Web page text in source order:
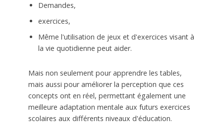
Demandes,
exercices,
Même l'utilisation de jeux et d'exercices visant à
la vie quotidienne peut aider.
Mais non seulement pour apprendre les tables,
mais aussi pour améliorer la perception que ces
concepts ont en réel, permettant également une
meilleure adaptation mentale aux futurs exercices
scolaires aux différents niveaux d'éducation.